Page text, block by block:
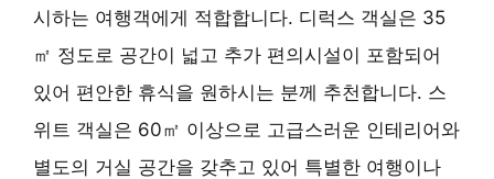
시하는 여행객에게 적합합니다. 디럭스 객실은 35
㎡ 정도로 공간이 넓고 추가 편의시설이 포함되어
있어 편안한 휴식을 원하시는 분께 추천합니다. 스
위트 객실은 60㎡ 이상으로 고급스러운 인테리어와
별도의 거실 공간을 갖추고 있어 특별한 여행이나